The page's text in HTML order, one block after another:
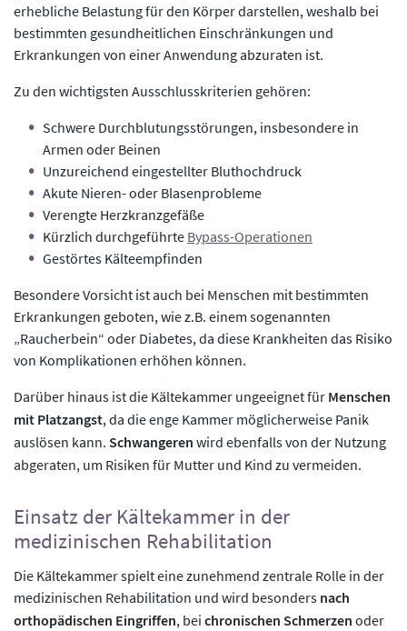
erhebliche Belastung für den Körper darstellen, weshalb bei
bestimmten gesundheitlichen Einschränkungen und
Erkrankungen von einer Anwendung abzuraten ist.
Zu den wichtigsten Ausschlusskriterien gehören:
Schwere Durchblutungsstörungen, insbesondere in
Armen oder Beinen
Unzureichend eingestellter Bluthochdruck
Akute Nieren- oder Blasenprobleme
Verengte Herzkranzgefäße
Kürzlich durchgeführte Bypass-Operationen
Gestörtes Kälteempfinden
Besondere Vorsicht ist auch bei Menschen mit bestimmten
Erkrankungen geboten, wie z.B. einem sogenannten
„Raucherbein“ oder Diabetes, da diese Krankheiten das Risiko
von Komplikationen erhöhen können.
Darüber hinaus ist die Kältekammer ungeeignet für Menschen
mit Platzangst, da die enge Kammer möglicherweise Panik
auslösen kann. Schwangeren wird ebenfalls von der Nutzung
abgeraten, um Risiken für Mutter und Kind zu vermeiden.
Einsatz der Kältekammer in der
medizinischen Rehabilitation
Die Kältekammer spielt eine zunehmend zentrale Rolle in der
medizinischen Rehabilitation und wird besonders nach
orthopädischen Eingriffen, bei chronischen Schmerzen oder